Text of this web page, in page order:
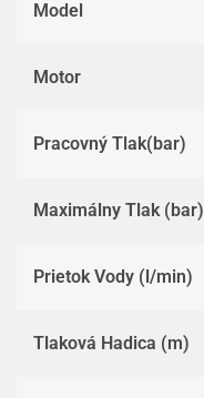
Model
Motor
Pracovný Tlak(bar)
Maximálny Tlak (bar)
Prietok Vody (l/min)
Tlaková Hadica (m)